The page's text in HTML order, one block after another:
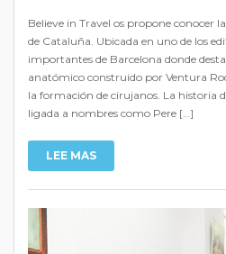
Believe in Travel os propone conocer
de Cataluña. Ubicada en uno de los
importantes de Barcelona donde
anatómico construido por Ventura
la formación de cirujanos. La historia
ligada a nombres como Pere […]
LEE MAS